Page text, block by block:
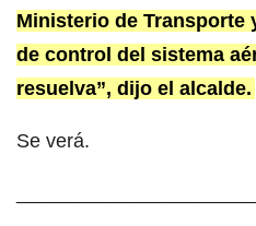
Ministerio de Transporte
de control del sistema
resuelva”, dijo el alcalde.
Se verá.